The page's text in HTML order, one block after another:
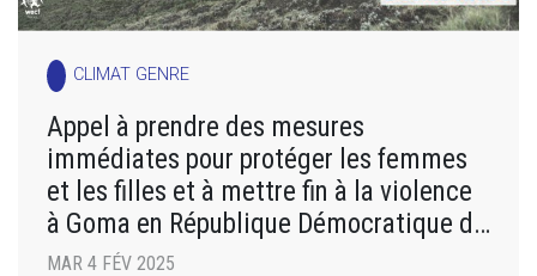
CLIMAT GENRE
Appel à prendre des mesures
immédiates pour protéger les femmes
et les filles et à mettre fin à la violence
à Goma en République Démocratique du
Congo
MAR 4 FÉV 2025